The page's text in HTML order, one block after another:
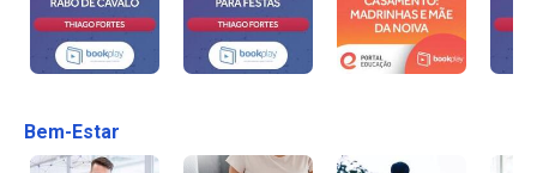
Bem-Estar